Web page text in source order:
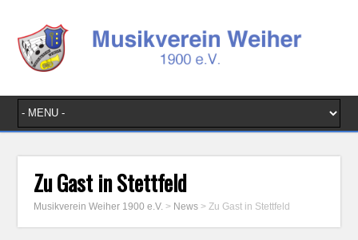
Zu Gast in Stettfeld
Musikverein Weiher 1900 e.V. > News > Zu Gast in Stettfeld